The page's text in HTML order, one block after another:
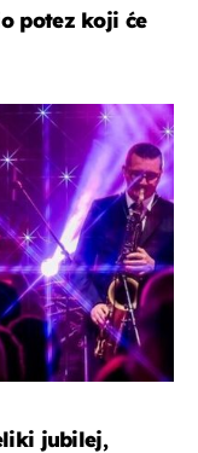
potez koji će
jubilej,